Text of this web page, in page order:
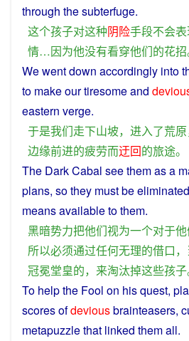
through thesubterfuge.
这个孩子对这种阴险手段不会
情…因为他没有看穿他们的花招
Wewentdown accordingly into
to makeourtiresomeand
eastern verge.
于是我们走下山坡， 进入了荒原
边缘前进的疲劳而迂回的旅途。
The DarkCabal seethemasa
plans, sothey mustbeeliminated
means available to them.
黑暗势力把他们视为一个对于
所以必须通过任何无理的借口，
冠冕堂皇的， 来淘汰掉这些孩子
To helpthe Fool on hisquest,
scoresofdeviousbrainteasers,
metapuzzle that linked themall.